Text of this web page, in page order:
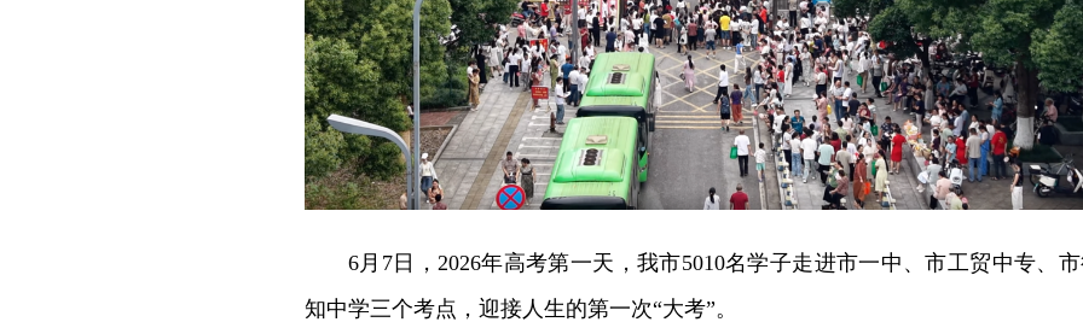
6月7日，2026年高考第一天，我市5010名学子走进市一中、市工贸中专、
知中学三个考点，迎接人生的第一次“大考”。